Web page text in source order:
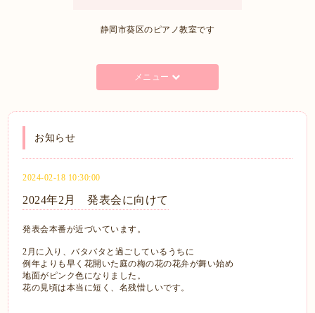
静岡市葵区のピアノ教室です
メニュー
お知らせ
2024-02-18 10:30:00
2024年2月 発表会に向けて
発表会本番が近づいています。
2月に入り、バタバタと過ごしているうちに
例年よりも早く花開いた庭の梅の花の花弁が舞い始め
地面がピンク色になりました。
花の見頃は本当に短く、名残惜しいです。